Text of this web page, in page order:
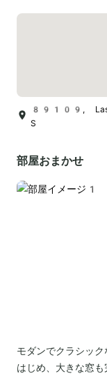
89109, Las
S
部屋おまかせ
モダンでクラシッ
はじめ、大きな窓